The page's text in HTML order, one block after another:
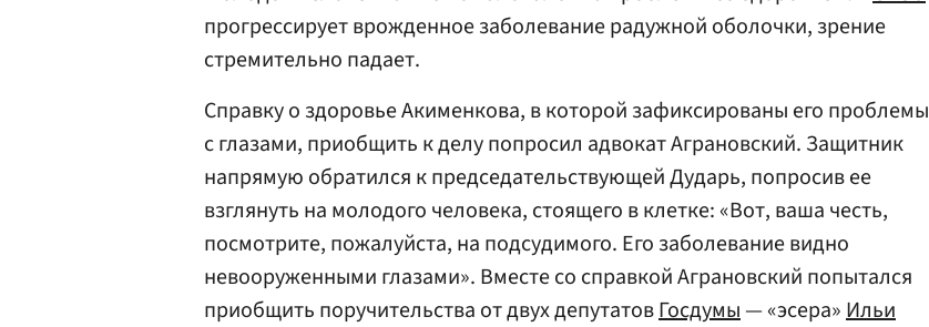
прогрессирует врожденное заболевание радужной оболочки, зрение
стремительно падает.
Справку о здоровье Акименкова, в которой зафиксированы его проблемы
с глазами, приобщить к делу попросил адвокат Аграновский. Защитник
напрямую обратился к председательствующей Дударь, попросив ее
взглянуть на молодого человека, стоящего в клетке: «Вот, ваша честь,
посмотрите, пожалуйста, на подсудимого. Его заболевание видно
невооруженными глазами». Вместе со справкой Аграновский попытался
приобщить поручительства от двух депутатовГосдумы— «эсера»Ильи